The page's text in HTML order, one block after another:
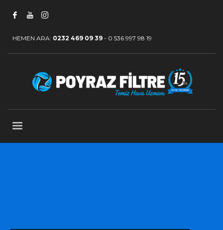
HEMEN ARA: 0232 469 09 39 - 0 536 997 98 19